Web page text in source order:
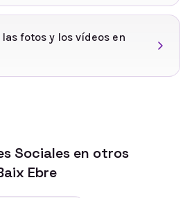
fotos y los vídeos en
Sociales en otros
Ebre